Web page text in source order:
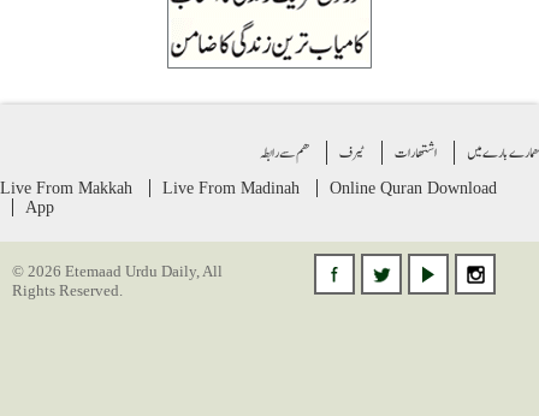
بارے میں اشتهارات ٹیرف ھم سے رابطہ
Live From Makkah Live From Madinah Online Quran Download
App
© 2026 Etemaad Urdu Daily, All
Rights Reserved.